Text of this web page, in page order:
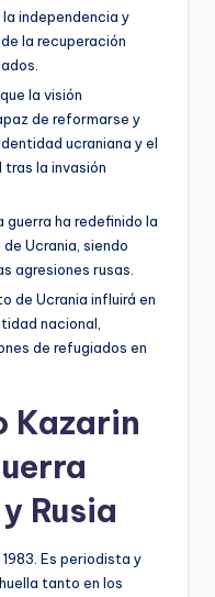
independencia y
la recuperación
la visión
de reformarse y
ucraniana y el
la invasión
guerra ha redefinido la
Ucrania, siendo
agresiones rusas.
de Ucrania influirá en
nacional,
de refugiados en
Kazarin
Rusia
Es periodista y
tanto en los